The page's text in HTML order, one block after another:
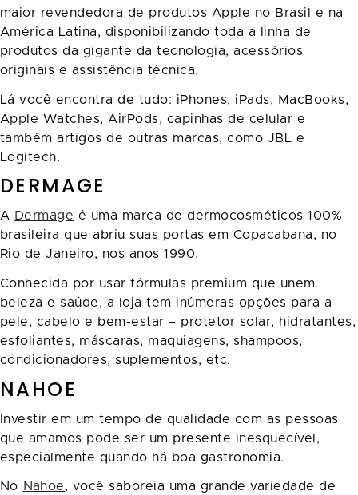
maior revendedora de produtos Apple no Brasil e na
América Latina, disponibilizando toda a linha de
produtos da gigante da tecnologia, acessórios
originais e assistência técnica.
Lá você encontra de tudo: iPhones, iPads, MacBooks,
Apple Watches, AirPods, capinhas de celular e
também artigos de outras marcas, como JBL e
Logitech.
DERMAGE
A Dermage é uma marca de dermocosméticos 100%
brasileira que abriu suas portas em Copacabana, no
Rio de Janeiro, nos anos 1990.
Conhecida por usar fórmulas premium que unem
beleza e saúde, a loja tem inúmeras opções para a
pele, cabelo e bem-estar – protetor solar, hidratantes,
esfoliantes, máscaras, maquiagens, shampoos,
condicionadores, suplementos, etc.
NAHOE
Investir em um tempo de qualidade com as pessoas
que amamos pode ser um presente inesquecível,
especialmente quando há boa gastronomia.
No Nahoe, você saboreia uma grande variedade de